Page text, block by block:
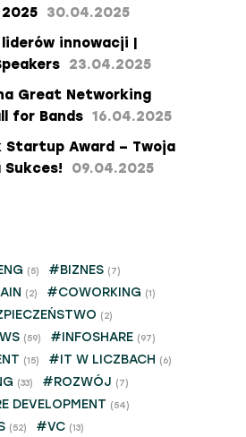
30.04.2025
liderów innowacji |
23.04.2025
Great Networking
for Bands 16.04.2025
Startup Award – Twoja
Sukces!​ 09.04.2025
(5) #BIZNES (7)
(2) #COWORKING (1)
(2)
(59) #INFOSHARE (97)
(15) #IT W LICZBACH (6)
(33) #ROZWÓJ (7)
DEVELOPMENT (54)
(52) #VC (13)